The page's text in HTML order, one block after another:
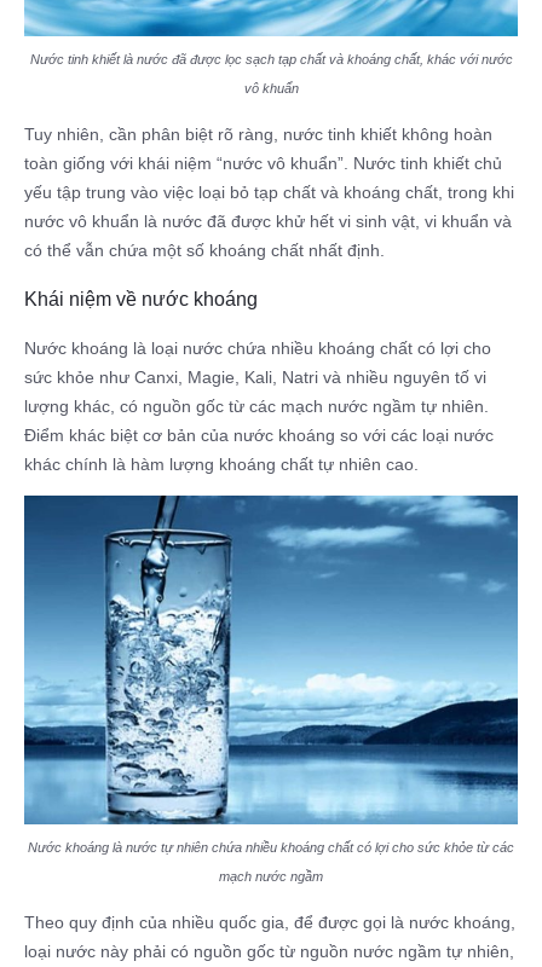
Nước tinh khiết là nước đã được lọc sạch tạp chất và khoáng chất, khác với nước
vô khuẩn
Tuy nhiên, cần phân biệt rõ ràng, nước tinh khiết không hoàn
toàn giống với khái niệm “nước vô khuẩn”. Nước tinh khiết chủ
yếu tập trung vào việc loại bỏ tạp chất và khoáng chất, trong khi
nước vô khuẩn là nước đã được khử hết vi sinh vật, vi khuẩn và
có thể vẫn chứa một số khoáng chất nhất định.
Khái niệm về nước khoáng
Nước khoáng là loại nước chứa nhiều khoáng chất có lợi cho
sức khỏe như Canxi, Magie, Kali, Natri và nhiều nguyên tố vi
lượng khác, có nguồn gốc từ các mạch nước ngầm tự nhiên.
Điểm khác biệt cơ bản của nước khoáng so với các loại nước
khác chính là hàm lượng khoáng chất tự nhiên cao.
Nước khoáng là nước tự nhiên chứa nhiều khoáng chất có lợi cho sức khỏe từ các
mạch nước ngầm
Theo quy định của nhiều quốc gia, để được gọi là nước khoáng,
loại nước này phải có nguồn gốc từ nguồn nước ngầm tự nhiên,